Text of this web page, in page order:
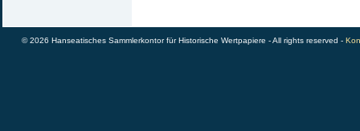
© 2026 Hanseatisches Sammlerkontor für Historische Wertpapiere - All rights reserved -